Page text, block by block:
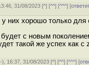
31/08/2023 [^] [^^] [^^^] [
у них хорошо только для
с новым
такой же успех как с
-), 16:37, 31/08/2023 [^] [^^] [^^^] [